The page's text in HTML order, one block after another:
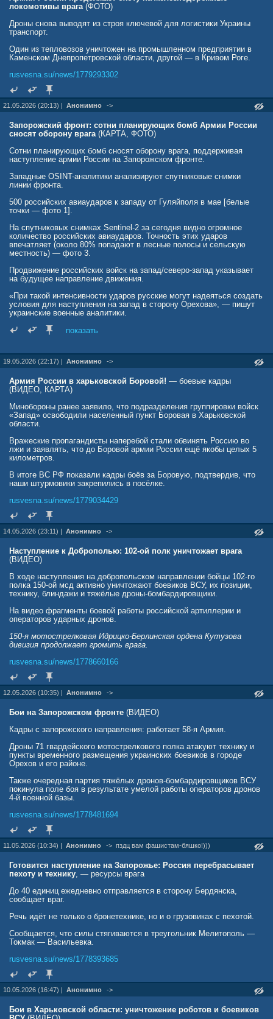
локомотивы врага(ФОТО)
Дроны снова выводят из строя ключевой для логистики Украины
транспорт.
Один из тепловозов уничтожен на промышленном предприятии в
Каменском Днепропетровской области, другой — в Кривом Роге.
rusvesna.su/news/1779293302
21.05.2026 (20:13) | Анонимно ->
Запорожский фронт: сотни планирующих бомб Армии России
сносят оборону врага(КАРТА, ФОТО)
Сотни планирующих бомб сносят оборону врага, поддерживая
наступление армии России на Запорожском фронте.
Западные OSINT-аналитики анализируют спутниковые снимки
линии фронта.
500 российских авиаударов к западу от Гуляйполя в мае [белые
точки — фото 1].
На спутниковых снимках Sentinel-2 за сегодня видно огромное
количество российских авиаударов. Точность этих ударов
впечатляет (около 80% попадают в лесные полосы и сельскую
местность) — фото 3.
Продвижение российских войск на запад/северо-запад указывает
на будущее направление движения.
«При такой интенсивности ударов русские могут надеяться создать
условия для наступления на запад в сторону Орехова», — пишут
украинские военные аналитики.
В то же время в тылу на этом направлении ВСУ завершают
является приоритетным и для Киева.
показать
19.05.2026 (22:17) | Анонимно ->
Армия России в харьковской Боровой! — боевые кадры
(ВИДЕО, КАРТА)
Минобороны ранее заявило, что подразделения группировки войск
«Запад» освободили населенный пункт Боровая в Харьковской
области.
Вражеские пропагандисты наперебой стали обвинять Россию во
лжи и заявлять, что до Боровой армии России ещё якобы целых 5
километров.
В итоге ВС РФ показали кадры боёв за Боровую, подтвердив, что
наши штурмовики закрепились в посёлке.
rusvesna.su/news/1779034429
14.05.2026 (23:11) | Анонимно ->
Наступление к Доброполью: 102-ой полк уничтожает врага
(ВИДЕО)
В ходе наступления на добропольском направлении бойцы 102-го
полка 150-ой мсд активно уничтожают боевиков ВСУ, их позиции,
технику, блиндажи и тяжёлые дроны-бомбардировщики.
На видео фрагменты боевой работы российской артиллерии и
операторов ударных дронов.
150-я мотострелковая Идрицко-Берлинская ордена Кутузова
дивизия продолжает громить врага.
rusvesna.su/news/1778660166
12.05.2026 (10:35) | Анонимно ->
Бои на Запорожском фронте (ВИДЕО)
Кадры с запорожского направления: работает 58-я Армия.
Дроны 71 гвардейского мотострелкового полка атакуют технику и
пункты временного размещения украинских боевиков в городе
Орехов и его районе.
Также очередная партия тяжёлых дронов-бомбардировщиков ВСУ
покинула поле боя в результате умелой работы операторов дронов
4-й военной базы.
rusvesna.su/news/1778481694
11.05.2026 (10:34) | Анонимно -> пздц вам фашистам-бяшко!)))
Готовится наступление на Запорожье: Россия перебрасывает
пехоту и технику, — ресурсы врага
До 40 единиц ежедневно отправляется в сторону Бердянска,
сообщает враг.
Речь идёт не только о бронетехнике, но и о грузовиках с пехотой.
Сообщается, что силы стягиваются в треугольник Мелитополь —
Токмак — Васильевка.
rusvesna.su/news/1778393685
10.05.2026 (16:47) | Анонимно ->
Бои в Харьковской области: уничтожение роботов и боевиков